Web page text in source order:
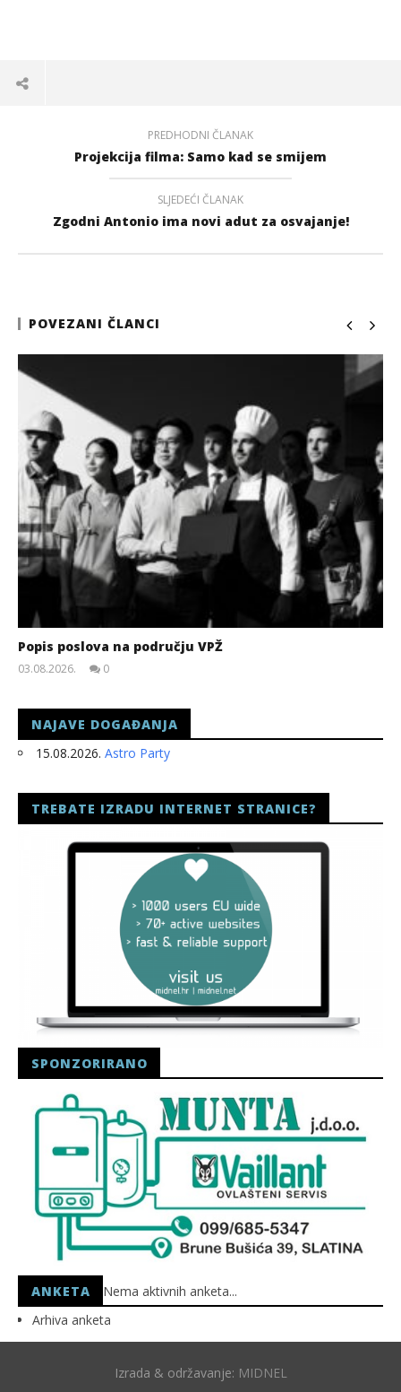
PREDHODNI ČLANAK
Projekcija filma: Samo kad se smijem
SLJEDEĆI ČLANAK
Zgodni Antonio ima novi adut za osvajanje!
POVEZANI ČLANCI
Popis poslova na području VPŽ
03.08.2026.
0
NAJAVE DOGAĐANJA
15.08.2026. Astro Party
TREBATE IZRADU INTERNET STRANICE?
SPONZORIRANO
ANKETA
Nema aktivnih anketa...
Arhiva anketa
Izrada & održavanje: MIDNEL